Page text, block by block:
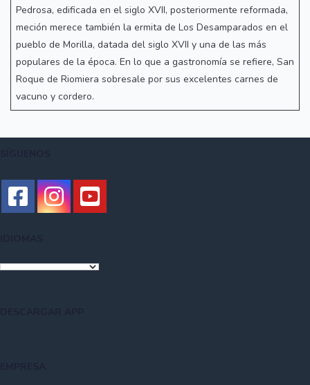
Pedrosa, edificada en el siglo XVII, posteriormente reformada,
meción merece también la ermita de Los Desamparados en el
pueblo de Morilla, datada del siglo XVII y una de las más
populares de la época. En lo que a gastronomía se refiere, San
Roque de Riomiera sobresale por sus excelentes carnes de
vacuno y cordero.